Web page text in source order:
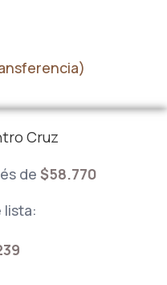
Cruz
de $58.770
lista: